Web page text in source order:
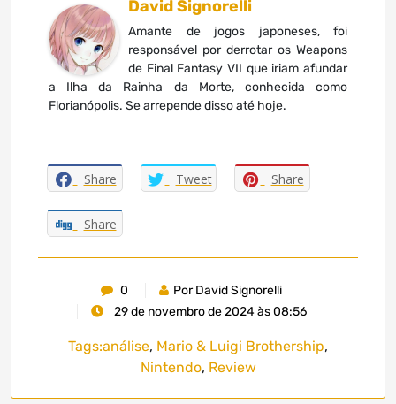
David Signorelli
Amante de jogos japoneses, foi
responsável por derrotar os Weapons
de Final Fantasy VII que iriam afundar
a Ilha da Rainha da Morte, conhecida como
Florianópolis. Se arrepende disso até hoje.
Share Tweet Share
Share
0
Por David Signorelli
29 de novembro de 2024 às 08:56
Tags:análise, Mario & Luigi Brothership,
Nintendo, Review